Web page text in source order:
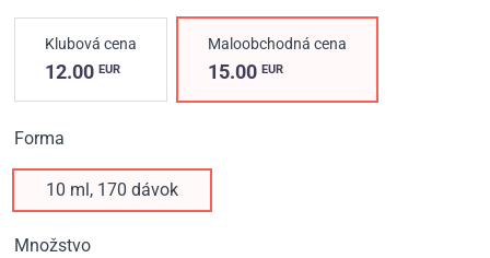
Klubová cena
12.00 EUR
Maloobchodná cena
15.00EUR
Forma
10 ml, 170 dávok
Množstvo